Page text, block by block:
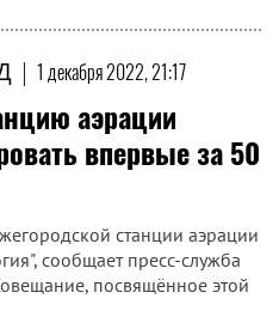
| 1 декабря 2022, 21:17
аэрации
впервые за 50
станции аэрации
сообщает пресс-служба
посвящённое этой